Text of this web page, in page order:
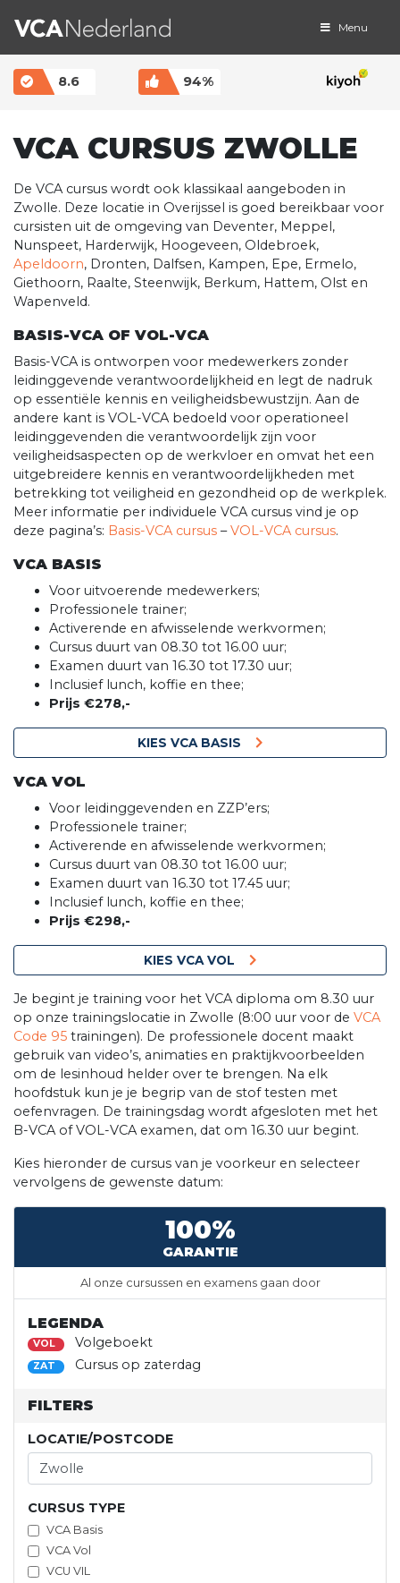
MAIN NAVIGATION Menu
8.6 94%
VCA CURSUS ZWOLLE
De VCA cursus wordt ook klassikaal aangeboden in
Zwolle. Deze locatie in Overijssel is goed bereikbaar voor
cursisten uit de omgeving van Deventer, Meppel,
Nunspeet, Harderwijk, Hoogeveen, Oldebroek,
Apeldoorn, Dronten, Dalfsen, Kampen, Epe, Ermelo,
Giethoorn, Raalte, Steenwijk, Berkum, Hattem, Olst en
Wapenveld.
BASIS-VCA OF VOL-VCA
Basis-VCA is ontworpen voor medewerkers zonder
leidinggevende verantwoordelijkheid en legt de nadruk
op essentiële kennis en veiligheidsbewustzijn. Aan de
andere kant is VOL-VCA bedoeld voor operationeel
leidinggevenden die verantwoordelijk zijn voor
veiligheidsaspecten op de werkvloer en omvat het een
uitgebreidere kennis en verantwoordelijkheden met
betrekking tot veiligheid en gezondheid op de werkplek.
Meer informatie per individuele VCA cursus vind je op
deze pagina’s: Basis-VCA cursus –VOL-VCA cursus.
VCA BASIS
Voor uitvoerende medewerkers;
Professionele trainer;
Activerende en afwisselende werkvormen;
Cursus duurt van 08.30 tot 16.00 uur;
Examen duurt van 16.30 tot 17.30 uur;
Inclusief lunch, koffie en thee;
Prijs €278,-
KIES VCA BASIS
VCA VOL
Voor leidinggevenden en ZZP’ers;
Professionele trainer;
Activerende en afwisselende werkvormen;
Cursus duurt van 08.30 tot 16.00 uur;
Examen duurt van 16.30 tot 17.45 uur;
Inclusief lunch, koffie en thee;
Prijs €298,-
KIES VCA VOL
Je begint je training voor het VCA diploma om 8.30 uur
op onze trainingslocatie in Zwolle (8:00 uur voor de VCA
Code 95 trainingen). De professionele docent maakt
gebruik van video’s, animaties en praktijkvoorbeelden
om de lesinhoud helder over te brengen. Na elk
hoofdstuk kun je je begrip van de stof testen met
oefenvragen. De trainingsdag wordt afgesloten met het
B-VCA of VOL-VCA examen, dat om 16.30 uur begint.
Kies hieronder de cursus van je voorkeur en selecteer
vervolgens de gewenste datum:
100%
GARANTIE
Al onze cursussen en examens gaan door
LEGENDA
VOL Volgeboekt
ZAT Cursus op zaterdag
FILTERS
LOCATIE/POSTCODE
CURSUS TYPE
VCA Basis
VCA Vol
VCU VIL